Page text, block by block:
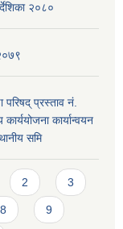
२०८०
परिषद् प्रस्ताव नं.
कार्यान्वयन
समि
2 3
8 9